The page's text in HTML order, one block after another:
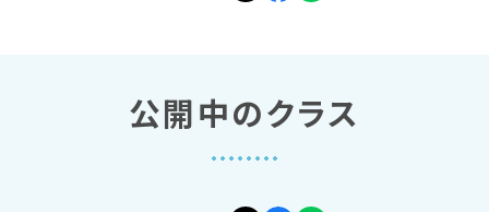
公開中のクラス